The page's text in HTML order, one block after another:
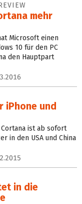
mehr
Microsoft einen
10 für den PC
den Hauptpart
iPhone und
ist ab sofort
in den USA und China
in die